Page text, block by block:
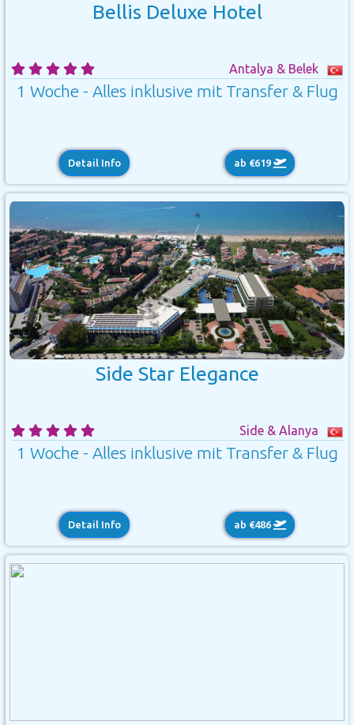
Bellis Deluxe Hotel
Antalya & Belek
1 Woche - Alles inklusive mit Transfer & Flug
Detail Info ab €619
Side Star Elegance
Side & Alanya
1 Woche - Alles inklusive mit Transfer & Flug
Detail Info ab €486